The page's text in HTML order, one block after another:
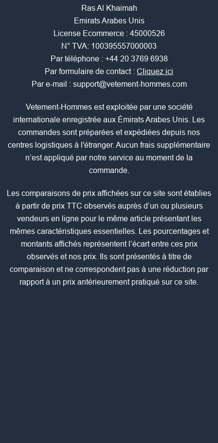
Ras Al Khaimah
Emirats Arabes Unis
License Ecommerce : 45000526
N° TVA: 100395557000003
Par téléphone : +44 20 3769 6938
Par formulaire de contact : Cliquez ici
Par e-mail : support@vetement-hommes.com
Vetement-Hommes est exploitée par une société
internationale enregistrée aux Émirats Arabes Unis. Les
commandes sont préparées et expédiées depuis nos
centres logistiques à l'étranger. Aucun frais supplémentaire
n’est appliqué par notre service au moment de la
commande.
Les comparaisons de prix affichées sur ce site sont établies
à partir de prix TTC observés auprès d’un ou plusieurs
vendeurs en ligne pour le même article présentant les
mêmes caractéristiques essentielles. Les pourcentages et
montants affichés représentent l’écart entre ces prix
observés et nos prix. Ils sont présentés à titre de
comparaison et ne correspondent pas à une réduction par
rapport à un prix antérieurement pratiqué sur ce site.